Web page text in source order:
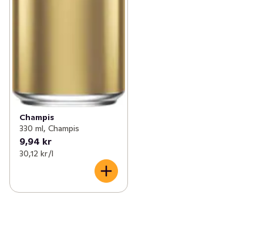
Champis
330 ml, Champis
9,94 kr
30,12 kr /l